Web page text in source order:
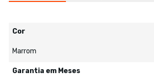
Cor
Marrom
Garantia em Meses